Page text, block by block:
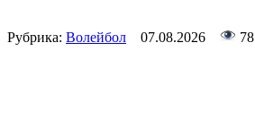
Рубрика: Волейбол 07.08.2026 78